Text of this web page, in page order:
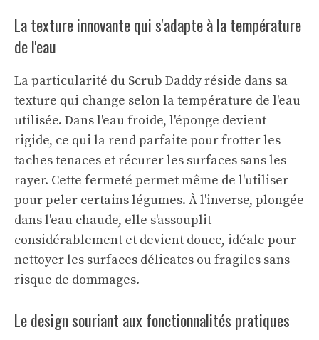
La texture innovante qui s'adapte à la température
de l'eau
La particularité du Scrub Daddy réside dans sa
texture qui change selon la température de l'eau
utilisée. Dans l'eau froide, l'éponge devient
rigide, ce qui la rend parfaite pour frotter les
taches tenaces et récurer les surfaces sans les
rayer. Cette fermeté permet même de l'utiliser
pour peler certains légumes. À l'inverse, plongée
dans l'eau chaude, elle s'assouplit
considérablement et devient douce, idéale pour
nettoyer les surfaces délicates ou fragiles sans
risque de dommages.
Le design souriant aux fonctionnalités pratiques